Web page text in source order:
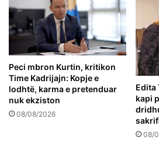
Peci mbron Kurtin, kritikon
Time Kadrijajn: Kopje e
lodhtë, karma e pretenduar
nuk ekziston
08/08/2026
Edita
kapi
08/